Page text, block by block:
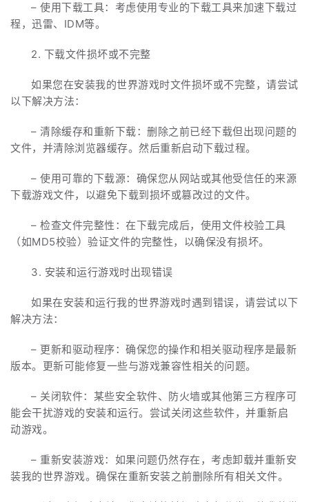
– 使用下载工具：考虑使用专业的下载工具来加速下载过
程，迅雷、IDM等。
2. 下载文件损坏或不完整
如果您在安装我的世界游戏时文件损坏或不完整，请尝试
以下解决方法：
– 清除缓存和重新下载：删除之前已经下载但出现问题的
文件，并清除浏览器缓存。然后重新启动下载过程。
– 使用可靠的下载源：确保您从网站或其他受信任的来源
下载游戏文件，以避免下载到损坏或篡改过的文件。
– 检查文件完整性：在下载完成后，使用文件校验工具
（如MD5校验）验证文件的完整性，以确保没有损坏。
3. 安装和运行游戏时出现错误
如果在安装和运行我的世界游戏时遇到错误，请尝试以下
解决方法：
– 更新和驱动程序：确保您的操作和相关驱动程序是最新
版本。更新可能修复一些与游戏兼容性相关的问题。
– 关闭软件：某些安全软件、防火墙或其他第三方程序可
能会干扰游戏的安装和运行。尝试关闭这些软件，并重新启
动游戏。
– 重新安装游戏：如果问题仍然存在，考虑卸载并重新安
装我的世界游戏。确保在重新安装之前删除所有相关文件。